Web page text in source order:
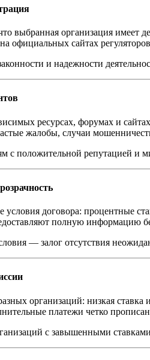
выбранная организация
официальных сайтах
и надежности
ресурсах, форумах и
жалобы, случаи
с положительной репутацией и
условия договора: процентные
полную информацию
— залог отсутствия
организаций: низкая
платежи четко
с завышенными